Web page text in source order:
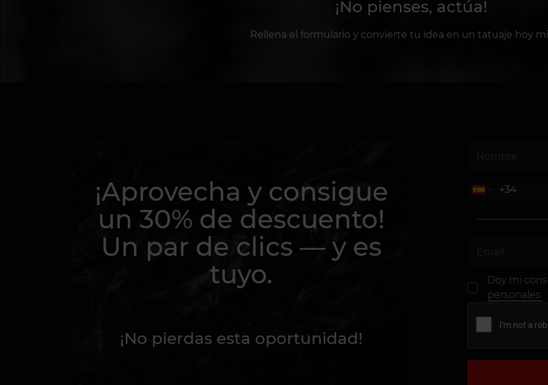
¡No pienses, actúa!
Rellena el formulario y convierte tu idea en un tatuaje hoy
¡Aprovecha y consigue
un 30% de descuento!
Un par de clics — y es
tuyo.
¡No pierdas esta oportunidad!
Doy mi
personales.